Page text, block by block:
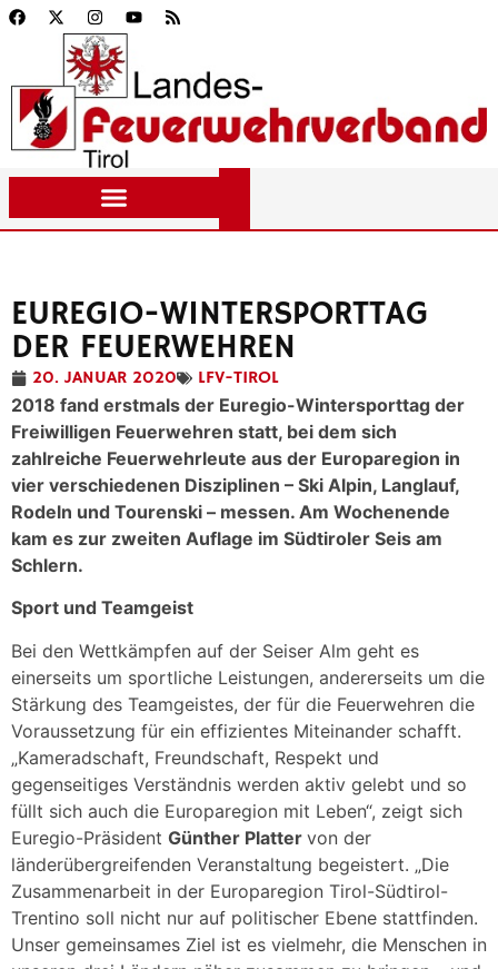
EUREGIO-WINTERSPORTTAG
DER FEUERWEHREN
20. JANUAR 2020
LFV-TIROL
2018 fand erstmals der Euregio-Wintersporttag der
Freiwilligen Feuerwehren statt, bei dem sich
zahlreiche Feuerwehrleute aus der Europaregion in
vier verschiedenen Disziplinen – Ski Alpin, Langlauf,
Rodeln und Tourenski – messen. Am Wochenende
kam es zur zweiten Auflage im Südtiroler Seis am
Schlern.
Sport und Teamgeist
Bei den Wettkämpfen auf der Seiser Alm geht es
einerseits um sportliche Leistungen, andererseits um die
Stärkung des Teamgeistes, der für die Feuerwehren die
Voraussetzung für ein effizientes Miteinander schafft.
„Kameradschaft, Freundschaft, Respekt und
gegenseitiges Verständnis werden aktiv gelebt und so
füllt sich auch die Europaregion mit Leben“, zeigt sich
Euregio-Präsident Günther Platter von der
länderübergreifenden Veranstaltung begeistert. „Die
Zusammenarbeit in der Europaregion Tirol-Südtirol-
Trentino soll nicht nur auf politischer Ebene stattfinden.
Unser gemeinsames Ziel ist es vielmehr, die Menschen in